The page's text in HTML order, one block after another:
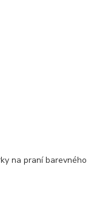
na praní barevného